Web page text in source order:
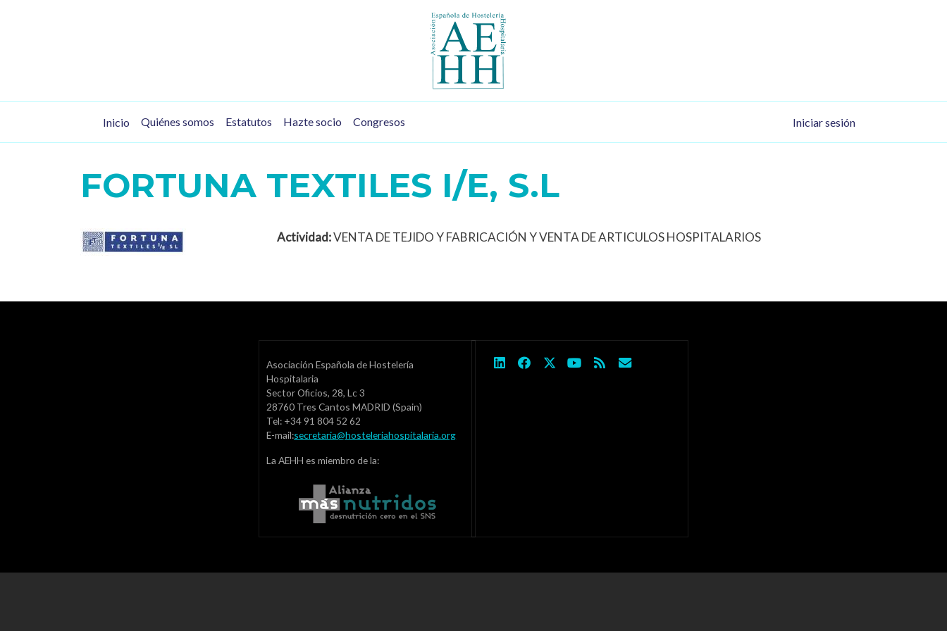
Navegación principal
Inicio Quiénes somos Estatutos Hazte socio Congresos Menú de cuenta de
Iniciar sesión
FORTUNA TEXTILES I/E, S.L
Actividad:VENTA DE TEJIDO Y FABRICACIÓN Y VENTA DE ARTICULOS HOSPITALARIOS
Asociación Española de Hostelería
Hospitalaria
Sector Oficios, 28, Lc 3
28760 Tres Cantos MADRID (Spain)
Tel: +34 91 804 52 62
E-mail:secretaria@hosteleriahospitalaria.org
La AEHH es miembro de la: